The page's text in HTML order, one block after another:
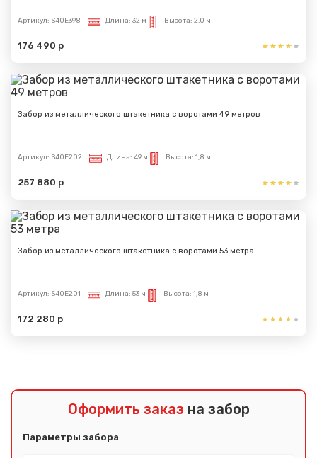
Артикул: S40E398 Длина: 32 м Высота: 2,0 м
176 490 р
Забор из металлического штакетника с воротами 49 метров
Артикул: S40E202 Длина: 49 м Высота: 1,8 м
257 880 р
Забор из металлического штакетника с воротами 53 метра
Артикул: S40E201 Длина: 53 м Высота: 1,8 м
172 280 р
Оформить заказ на забор
Параметры забора